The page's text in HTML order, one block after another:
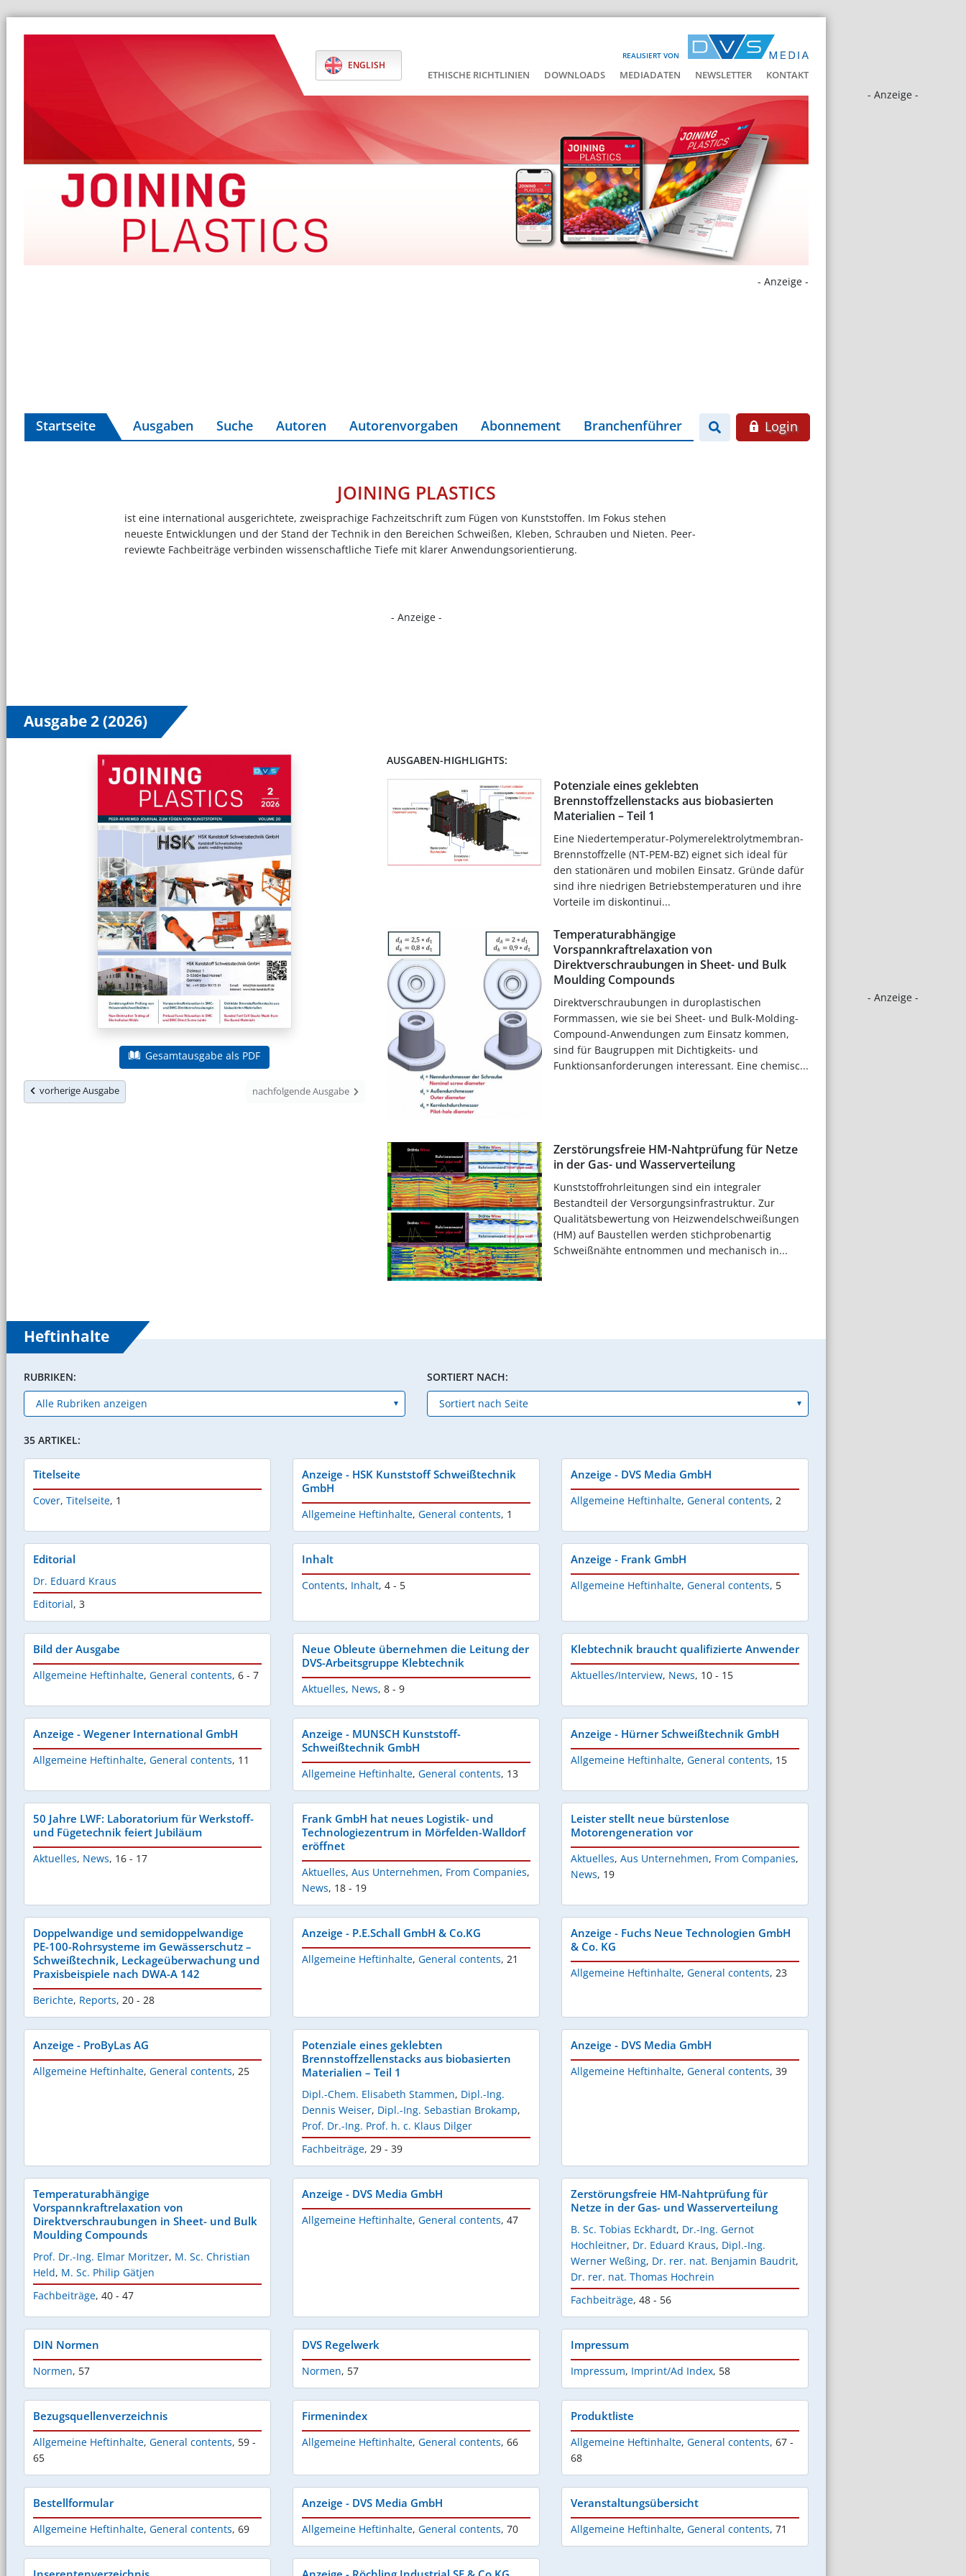
REALISIERT VON
ENGLISH
ETHISCHE RICHTLINIEN DOWNLOADS MEDIADATEN NEWSLETTER KONTAKT
- Anzeige -
- Anzeige -
- Anzeige -
Startseite Ausgaben Suche Autoren Autorenvorgaben Abonnement Branchenführer Login
JOINING PLASTICS
ist eine international ausgerichtete, zweisprachige Fachzeitschrift zum Fügen von Kunststoffen. Im Fokus stehen
neueste Entwicklungen und der Stand der Technik in den Bereichen Schweißen, Kleben, Schrauben und Nieten. Peer-
reviewte Fachbeiträge verbinden wissenschaftliche Tiefe mit klarer Anwendungsorientierung.
- Anzeige -
Ausgabe 2 (2026)
Gesamtausgabe als PDF
vorherige Ausgabe nachfolgende Ausgabe
AUSGABEN-HIGHLIGHTS:
Potenziale eines geklebten
Brennstoffzellenstacks aus biobasierten
Materialien – Teil 1
Eine Niedertemperatur-Polymerelektrolytmembran-
Brennstoffzelle (NT-PEM-BZ) eignet sich ideal für
den stationären und mobilen Einsatz. Gründe dafür
sind ihre niedrigen Betriebstemperaturen und ihre
Vorteile im diskontinui...
Temperaturabhängige
Vorspannkraftrelaxation von
Direktverschraubungen in Sheet- und Bulk
Moulding Compounds
Direktverschraubungen in duroplastischen
Formmassen, wie sie bei Sheet- und Bulk-Molding-
Compound-Anwendungen zum Einsatz kommen,
sind für Baugruppen mit Dichtigkeits- und
Funktionsanforderungen interessant. Eine chemisc...
Zerstörungsfreie HM-Nahtprüfung für Netze
in der Gas- und Wasserverteilung
Kunststoffrohrleitungen sind ein integraler
Bestandteil der Versorgungsinfrastruktur. Zur
Qualitätsbewertung von Heizwendelschweißungen
(HM) auf Baustellen werden stichprobenartig
Schweißnähte entnommen und mechanisch in...
Heftinhalte
RUBRIKEN: SORTIERT NACH:
35 ARTIKEL:
Titelseite
Cover, Titelseite, 1
Anzeige - HSK Kunststoff Schweißtechnik
GmbH
Allgemeine Heftinhalte, General contents, 1
Anzeige - DVS Media GmbH
Allgemeine Heftinhalte, General contents, 2
Editorial
Dr. Eduard Kraus
Editorial, 3
Inhalt
Contents, Inhalt, 4 - 5
Anzeige - Frank GmbH
Allgemeine Heftinhalte, General contents, 5
Bild der Ausgabe
Allgemeine Heftinhalte, General contents, 6 - 7
Neue Obleute übernehmen die Leitung der
DVS-Arbeitsgruppe Klebtechnik
Aktuelles, News, 8 - 9
Klebtechnik braucht qualifizierte Anwender
Aktuelles/Interview, News, 10 - 15
Anzeige - Wegener International GmbH
Allgemeine Heftinhalte, General contents, 11
Anzeige - MUNSCH Kunststoff-
Schweißtechnik GmbH
Allgemeine Heftinhalte, General contents, 13
Anzeige - Hürner Schweißtechnik GmbH
Allgemeine Heftinhalte, General contents, 15
50 Jahre LWF: Laboratorium für Werkstoff-
und Fügetechnik feiert Jubiläum
Aktuelles, News, 16 - 17
Frank GmbH hat neues Logistik- und
Technologiezentrum in Mörfelden-Walldorf
eröffnet
Aktuelles, Aus Unternehmen, From Companies,
News, 18 - 19
Leister stellt neue bürstenlose
Motorengeneration vor
Aktuelles, Aus Unternehmen, From Companies,
News, 19
Doppelwandige und semidoppelwandige
PE-100-Rohrsysteme im Gewässerschutz –
Schweißtechnik, Leckageüberwachung und
Praxisbeispiele nach DWA-A 142
Berichte, Reports, 20 - 28
Anzeige - P.E.Schall GmbH & Co.KG
Allgemeine Heftinhalte, General contents, 21
Anzeige - Fuchs Neue Technologien GmbH
& Co. KG
Allgemeine Heftinhalte, General contents, 23
Anzeige - ProByLas AG
Allgemeine Heftinhalte, General contents, 25
Potenziale eines geklebten
Brennstoffzellenstacks aus biobasierten
Materialien – Teil 1
Dipl.-Chem. Elisabeth Stammen, Dipl.-Ing.
Dennis Weiser, Dipl.-Ing. Sebastian Brokamp,
Prof. Dr.-Ing. Prof. h. c. Klaus Dilger
Fachbeiträge, 29 - 39
Anzeige - DVS Media GmbH
Allgemeine Heftinhalte, General contents, 39
Temperaturabhängige
Vorspannkraftrelaxation von
Direktverschraubungen in Sheet- und Bulk
Moulding Compounds
Prof. Dr.-Ing. Elmar Moritzer, M. Sc. Christian
Held, M. Sc. Philip Gätjen
Fachbeiträge, 40 - 47
Anzeige - DVS Media GmbH
Allgemeine Heftinhalte, General contents, 47
Zerstörungsfreie HM-Nahtprüfung für
Netze in der Gas- und Wasserverteilung
B. Sc. Tobias Eckhardt, Dr.-Ing. Gernot
Hochleitner, Dr. Eduard Kraus, Dipl.-Ing.
Werner Weßing, Dr. rer. nat. Benjamin Baudrit,
Dr. rer. nat. Thomas Hochrein
Fachbeiträge, 48 - 56
DIN Normen
Normen, 57
DVS Regelwerk
Normen, 57
Impressum
Impressum, Imprint/Ad Index, 58
Bezugsquellenverzeichnis
Allgemeine Heftinhalte, General contents, 59 -
65
Firmenindex
Allgemeine Heftinhalte, General contents, 66
Produktliste
Allgemeine Heftinhalte, General contents, 67 -
68
Bestellformular
Allgemeine Heftinhalte, General contents, 69
Anzeige - DVS Media GmbH
Allgemeine Heftinhalte, General contents, 70
Veranstaltungsübersicht
Allgemeine Heftinhalte, General contents, 71